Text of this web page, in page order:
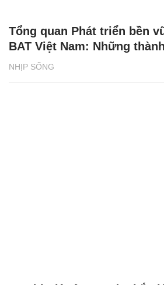
NHỊP SỐNG
Tổng quan Phát triển bền
BAT Việt Nam: Những